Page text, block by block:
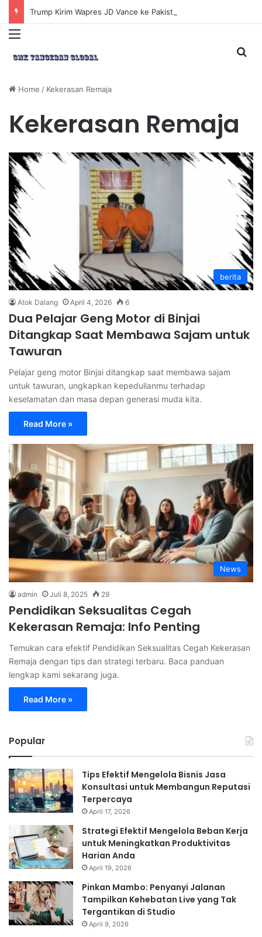
Menu
Home / Kekerasan Remaja
Kekerasan Remaja
berita
Atok Dalang April 4, 2026 6
Dua Pelajar Geng Motor di Binjai
Ditangkap Saat Membawa Sajam untuk
Tawuran
Pelajar geng motor Binjai ditangkap saat membawa sajam
untuk tawuran, ungkapkan kepedulianmu terhadap
keselamatan dan masa depan generasi muda kita.
Read More »
News
admin Juli 8, 2025 29
Pendidikan Seksualitas Cegah
Kekerasan Remaja: Info Penting
Temukan cara efektif Pendidikan Seksualitas Cegah Kekerasan
Remaja dengan tips dan strategi terbaru. Baca panduan
lengkap kami sekarang juga.
Read More »
Popular
Tips Efektif Mengelola Bisnis Jasa
Konsultasi untuk Membangun Reputasi
Terpercaya
April 17, 2026
Strategi Efektif Mengelola Beban Kerja
untuk Meningkatkan Produktivitas
Harian Anda
April 19, 2026
Pinkan Mambo: Penyanyi Jalanan
Tampilkan Kehebatan Live yang Tak
Tergantikan di Studio
April 9, 2026